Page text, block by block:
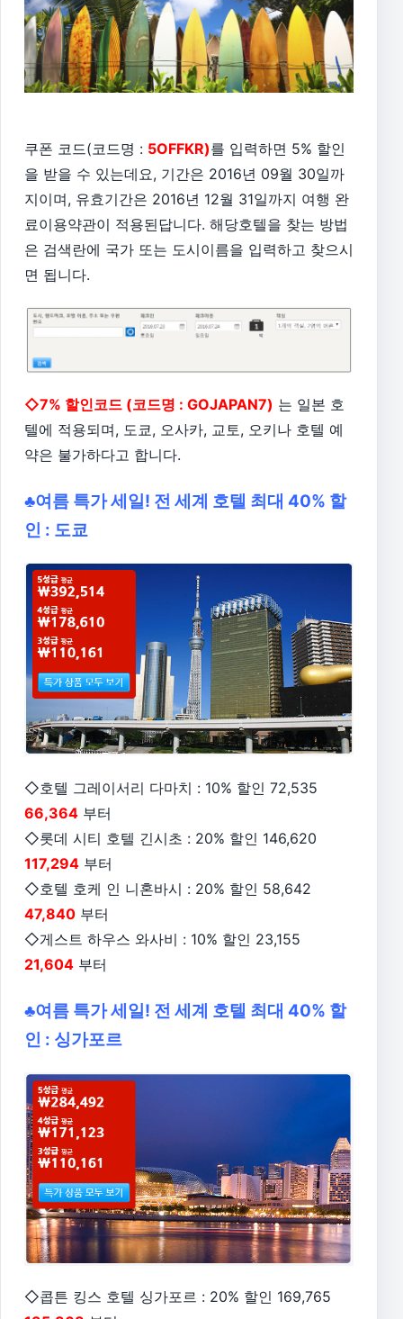
쿠폰 코드(코드명 : 5OFFKR)를 입력하면 5% 할인
을 받을 수 있는데요, 기간은 2016년 09월 30일까
지이며, 유효기간은 2016년 12월 31일까지 여행 완
료이용약관이 적용된답니다. 해당호텔을 찾는 방법
은 검색란에 국가 또는 도시이름을 입력하고 찾으시
면 됩니다.
◇7% 할인코드 (코드명 : GOJAPAN7) 는 일본 호
텔에 적용되며, 도쿄, 오사카, 교토, 오키나 호텔 예
약은 불가하다고 합니다.
♣여름 특가 세일! 전 세계 호텔 최대 40% 할
인 : 도쿄
◇호텔 그레이서리 다마치 : 10% 할인 72,535
66,364 부터
◇롯데 시티 호텔 긴시초 : 20% 할인 146,620
117,294 부터
◇호텔 호케 인 니혼바시 : 20% 할인 58,642
47,840 부터
◇게스트 하우스 와사비 : 10% 할인 23,155
21,604 부터
♣여름 특가 세일! 전 세계 호텔 최대 40% 할
인 : 싱가포르
◇콥튼 킹스 호텔 싱가포르 : 20% 할인 169,765